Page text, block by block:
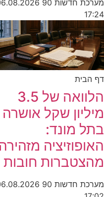
מערכת חדשות 90
17:24
דף הבית
הלוואה של 3.5
מיליון שקל אושרה
בתל מונד:
האופוזיציה מזהירה
מהצטברות חובות
מערכת חדשות 90